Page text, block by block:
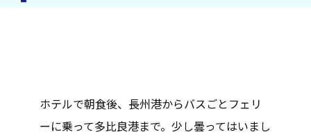
ホテルで朝食後、長州港からバスごとフェリ
ーに乗って多比良港まで。少し曇ってはいまし